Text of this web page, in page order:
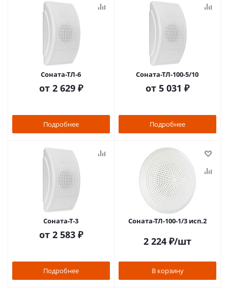
Соната-ТЛ-6
от 2 629 ₽
Подробнее
Соната-ТЛ-100-5/10
от 5 031 ₽
Подробнее
Соната-Т-3
от 2 583 ₽
Подробнее
Соната-ТЛ-100-1/3 исп.2
2 224 ₽/шт
В корзину